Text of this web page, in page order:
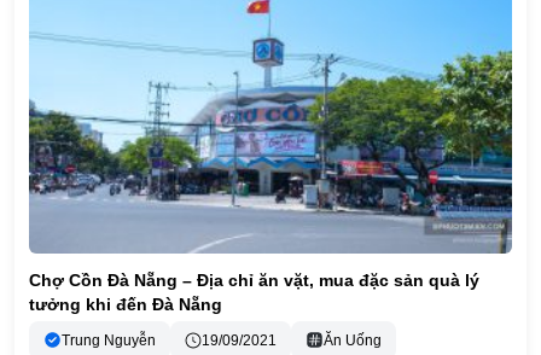
Chợ Cồn Đà Nẵng – Địa chỉ ăn vặt, mua đặc sản quà lý
tưởng khi đến Đà Nẵng
Trung Nguyễn 19/09/2021 Ăn Uống